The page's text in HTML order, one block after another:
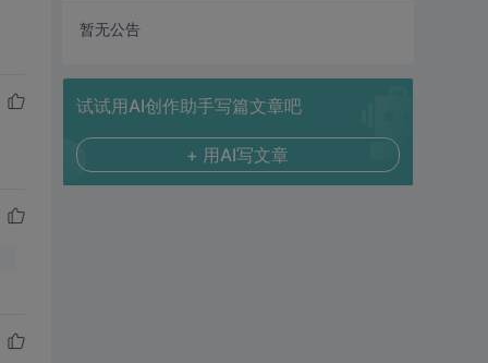
暂无公告
试试用AI创作助手写篇文章吧
+ 用AI写文章